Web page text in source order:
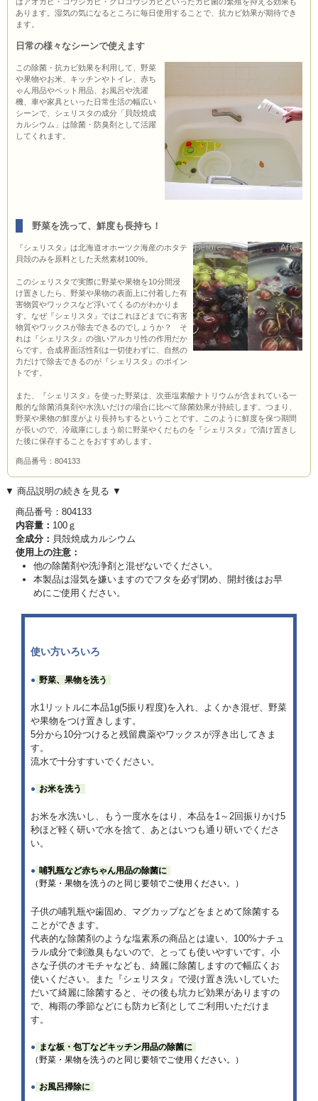
あります。湿気の気になるところに毎日使用することで、抗カビ効果が期待でき
ます。
日常の様々なシーンで使えます
この除菌・抗カビ効果を利用して、野菜
や果物やお米、キッチンやトイレ、赤ち
ゃん用品やペット用品、お風呂や洗濯
機、車や家具といった日常生活の幅広い
シーンで、シェリスタの成分「貝殻焼成
カルシウム」は除菌・防臭剤として活躍
してくれます。
野菜を洗って、鮮度も長持ち！
『シェリスタ』は北海道オホーツク海産のホタテ
貝殻のみを原料とした天然素材100%。
このシェリスタで実際に野菜や果物を10分間浸
け置きしたら、野菜や果物の表面上に付着した有
害物質やワックスなど浮いてくるのがわかりま
す。なぜ『シェリスタ』ではこれほどまでに有害
物質やワックスが除去できるのでしょうか？ そ
れは『シェリスタ』の強いアルカリ性の作用だか
らです。合成界面活性剤は一切使わずに、自然の
力だけで除去できるのが『シェリスタ』のポイン
トです。
また、『シェリスタ』を使った野菜は、次亜塩素酸ナトリウムが含まれている一
般的な除菌消臭剤や水洗いだけの場合に比べて除菌効果が持続します。つまり、
野菜や果物の鮮度がより長持ちするということです。このように鮮度を保つ期間
が長いので、冷蔵庫にしまう前に野菜やくだものを『シェリスタ』で漬け置きし
た後に保存することをおすすめします。
商品番号：804133
▼ 商品説明の続きを見る ▼
商品番号：804133
内容量： 100ｇ
全成分： 貝殻焼成カルシウム
使用上の注意：
他の除菌剤や洗浄剤と混ぜないでください。
本製品は湿気を嫌いますのでフタを必ず閉め、開封後はお早
めにご使用ください。
使い方いろいろ
● 野菜、果物を洗う
水1リットルに本品1g(5振り程度)を入れ、よくかき混ぜ、野菜
や果物をつけ置きします。
5分から10分つけると残留農薬やワックスが浮き出してきま
す。
流水で十分すすいでください。
● お米を洗う
お米を水洗いし、もう一度水をはり、本品を1～2回振りかけ5
秒ほど軽く研いで水を捨て、あとはいつも通り研いでくださ
い。
● 哺乳瓶など赤ちゃん用品の除菌に
（野菜・果物を洗うのと同じ要領でご使用ください。）
子供の哺乳瓶や歯固め、マグカップなどをまとめて除菌する
ことができます。
代表的な除菌剤のような塩素系の商品とは違い、100%ナチュ
ラル成分で刺激臭もないので、とっても使いやすいです。小
さな子供のオモチャなども、綺麗に除菌しますので幅広くお
使いください。また『シェリスタ』で浸け置き洗いしていた
だいて綺麗に除菌すると、その後も坑カビ効果がありますの
で、梅雨の季節などにも防カビ剤としてご利用いただけま
す。
● まな板・包丁などキッチン用品の除菌に
（野菜・果物を洗うのと同じ要領でご使用ください。）
● お風呂掃除に